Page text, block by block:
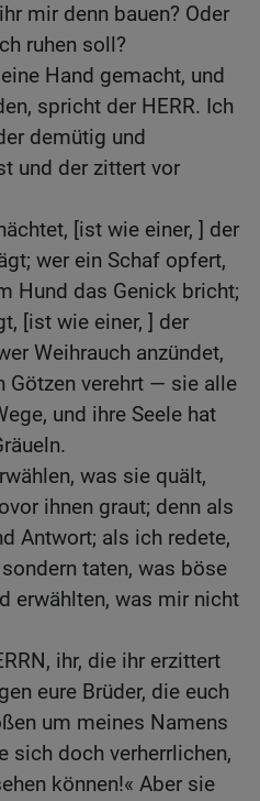
mir denn bauen? Oder
ruhen soll?
Hand gemacht, und
spricht der HERR. Ich
demütig und
und der zittert vor
[ist wie einer, ] der
wer ein Schaf opfert,
Hund das Genick bricht;
[ist wie einer, ] der
Weihrauch anzündet,
Götzen verehrt — sie alle
und ihre Seele hat
was sie quält,
ihnen graut; denn als
Antwort; als ich redete,
taten, was böse
erwählten, was mir nicht
ihr, die ihr erzittert
eure Brüder, die euch
um meines Namens
sich doch verherrlichen,
können!« Aber sie